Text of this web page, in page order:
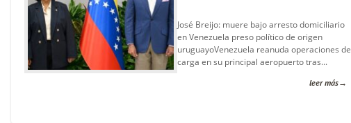
José Breijo: muere bajo arresto domiciliario
en Venezuela preso político de origen
uruguayoVenezuela reanuda operaciones de
carga en su principal aeropuerto tras...
leer más